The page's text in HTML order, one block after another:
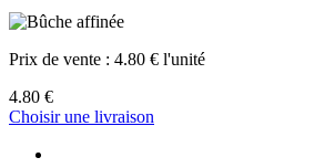
Prix de vente : 4.80 € l'unité
4.80 €
Choisir une livraison